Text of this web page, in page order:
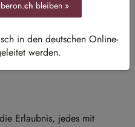
zustimmst, dann
einverstanden:
Erlaubnis, jedes mit
ch bleiben »
in den deutschen Online-
werden.